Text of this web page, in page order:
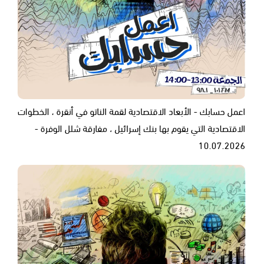
اعمل حسابك - الأبعاد الاقتصادية لقمة الناتو في أنقرة ، الخطوات
الاقتصادية التي يقوم بها بنك إسرائيل ، مفارقة شلل الوفرة -
10.07.2026